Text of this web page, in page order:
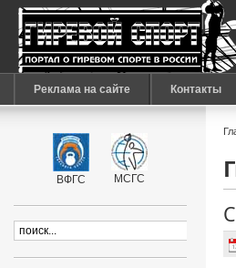
Реклама на сайте Контакты
ВФГС МСГС